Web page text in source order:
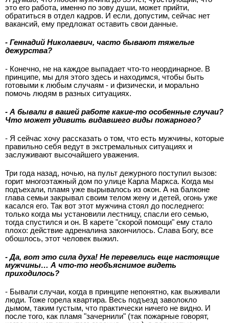
это его работа, именно по зову души, может прийти,
обратиться в отдел кадров. И если, допустим, сейчас нет
вакансий, ему предложат оставить свои данные.
- Геннадий Николаевич, часто бывают тяжелые
дежурства?
- Конечно, не на каждое выпадает что-то неординарное. В
принципе, мы для этого здесь и находимся, чтобы быть
готовыми к любым случаям - и физически, и морально
помочь людям в разных ситуациях.
- А бывали в вашей работе какие-то особенные случаи?
Что может удивить видавшего виды пожарного?
- Я сейчас хочу рассказать о том, что есть мужчины, которые
правильно себя ведут в экстремальных ситуациях и
заслуживают высочайшего уважения.
Три года назад, ночью, на пульт дежурного поступил вызов:
горит многоэтажный дом по улице Карла Маркса. Когда мы
подъехали, пламя уже вырывалось из окон. А на балконе
глава семьи закрывал своим телом жену и детей, огонь уже
касался его. Так вот этот мужчина стоял до последнего:
только когда мы установили лестницу, спасли его семью,
тогда спустился и он. В карете "скорой помощи" ему стало
плохо: действие адреналина закончилось. Слава Богу, все
обошлось, этот человек выжил.
- Да, вот это сила духа! Не перевелись еще настоящие
мужчины… А что-то необъяснимое видеть
приходилось?
- Бывали случаи, когда в принципе непонятно, как выживали
люди. Тоже горела квартира. Весь подъезд заволокло
дымом, таким густым, что практически ничего не видно. И
после того, как пламя "зачернили" (так пожарные говорят,